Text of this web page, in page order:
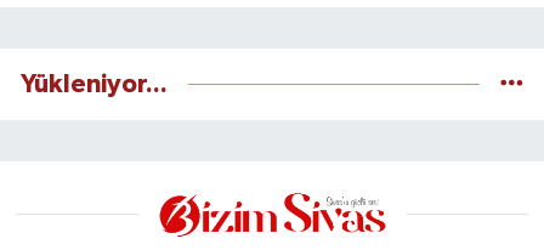
Yükleniyor...